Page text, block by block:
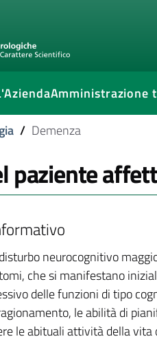
Amministrazione
/ Demenza
paziente
neurocognitivo
che si manifestano
delle funzioni di tipo
le abilità di
le abituali attività della vita